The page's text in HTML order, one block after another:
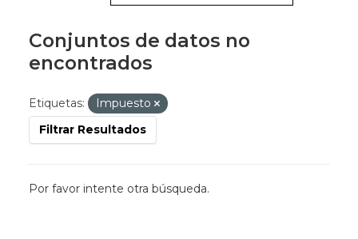
Conjuntos de datos no
encontrados
Etiquetas:
Impuesto
Filtrar Resultados
Por favor intente otra búsqueda.